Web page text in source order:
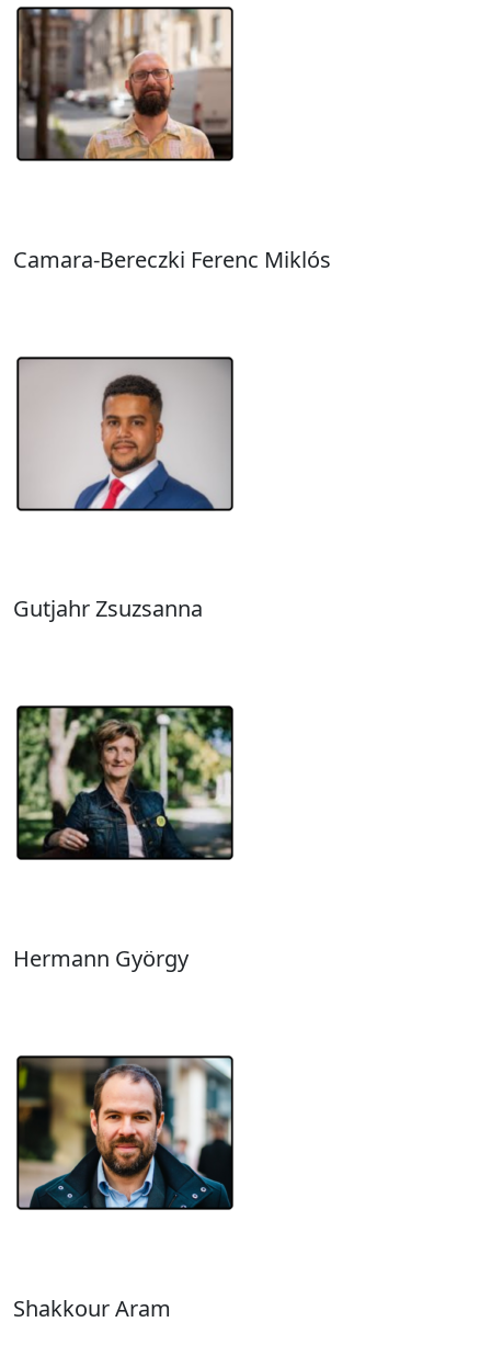
Camara-Bereczki Ferenc Miklós
Gutjahr Zsuzsanna
Hermann György
Shakkour Aram